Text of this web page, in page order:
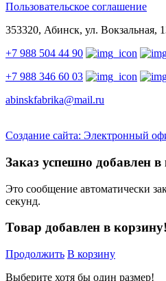
Пользовательское соглашение
353320, Абинск, ул. Вокзальная,
+7 988 504 44 90
+7 988 346 60 03
abinskfabrika@mail.ru
Создание сайта: Электронный
Заказ успешно добавлен в
Это сообщение автоматически
секунд.
Товар добавлен в корзину!
Продолжить В корзину
Выберите хотя бы один размер!